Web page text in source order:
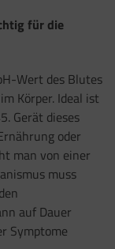
für die
Wert des Blutes
Körper. Ideal ist
Gerät dieses
oder
man von einer
muss
auf Dauer
Symptome